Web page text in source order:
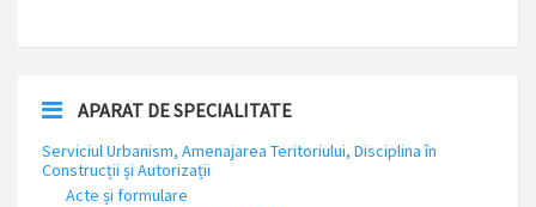
APARAT DE SPECIALITATE
Serviciul Urbanism, Amenajarea Teritoriului, Disciplina în
Construcții și Autorizații
Acte și formulare